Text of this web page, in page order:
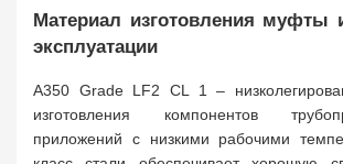
Материал изготовления муфты
эксплуатации
A350 Grade LF2 CL 1 –
изготовления компонентов
приложений с низкими рабочими